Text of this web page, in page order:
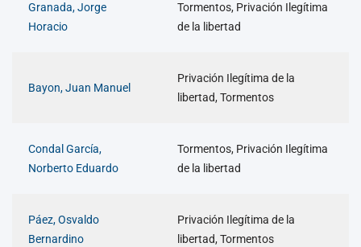
Granada, Jorge
Horacio
Tormentos, Privación Ilegítima
de la libertad
Bayon, Juan Manuel
Privación Ilegítima de la
libertad, Tormentos
Condal García,
Norberto Eduardo
Tormentos, Privación Ilegítima
de la libertad
Páez, Osvaldo
Bernardino
Privación Ilegítima de la
libertad, Tormentos